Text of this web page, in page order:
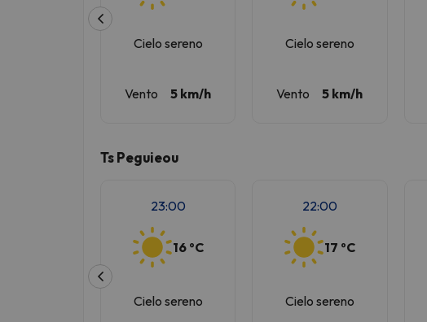
Cielo sereno
Vento 5 km/h
Cielo sereno
Vento 5 km/h
Ts Peguieou
23:00
16 ºC
Cielo sereno
22:00
17 ºC
Cielo sereno